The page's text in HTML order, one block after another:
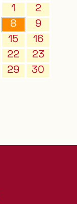
1
2
8
9
15
16
22
23
29
30